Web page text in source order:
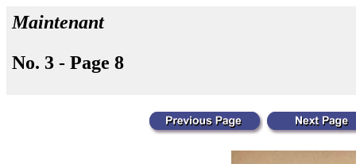
Maintenant
No. 3 - Page 8